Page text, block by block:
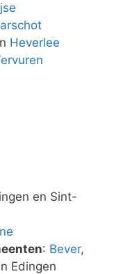
Heverlee
en Sint-
: Bever,
Edingen